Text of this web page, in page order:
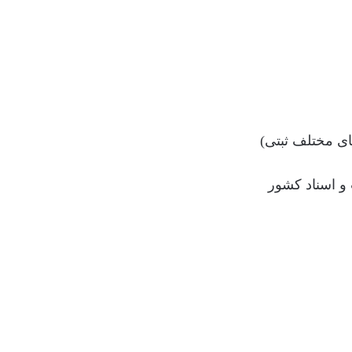
مختلف ثبتی)
اسناد کشور